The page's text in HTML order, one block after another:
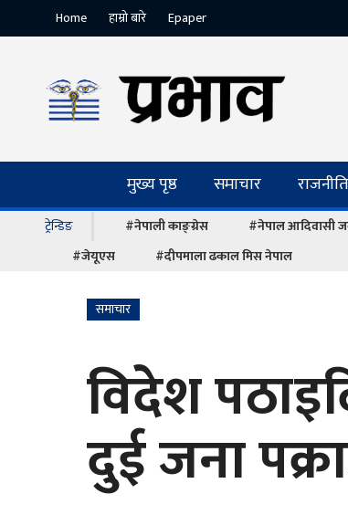
Home हाम्रो बारे Epaper
मुख्य पृष्ठ समाचार राजनीति
ट्रेन्डिङ #नेपाली काङ्ग्रेस #नेपाल आदिवासी
#जेयूएस
#दीपमाला ढकाल मिस नेपाल
समाचार
विदेश
दुई जना